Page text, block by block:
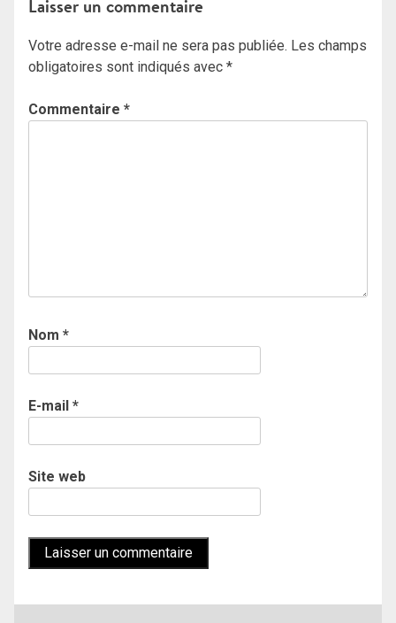
Laisser un commentaire
Votre adresse e-mail ne sera pas publiée. Les champs
obligatoires sont indiqués avec *
Commentaire *
Nom *
E-mail *
Site web